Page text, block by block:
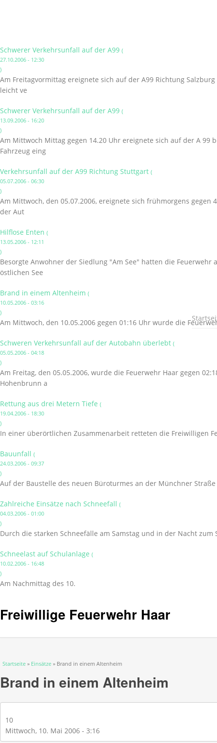
Schwerer Verkehrsunfall auf der A99 (
27.10.2006 - 12:30
)
Am Freitagvormittag ereignete sich auf der A99 Richtung
leicht ve
Schwerer Verkehrsunfall auf der A99 (
13.09.2006 - 16:20
)
Am Mittwoch Mittag gegen 14.20 Uhr ereignete sich auf der A 99
Fahrzeug eing
Verkehrsunfall auf der A99 Richtung Stuttgart (
05.07.2006 - 06:30
)
Am Mittwoch, den 05.07.2006, ereignete sich frühmorgens
der Aut
Hilflose Enten (
13.05.2006 - 12:11
)
Besorgte Anwohner der Siedlung "Am See" hatten die
östlichen See
Brand in einem Altenheim (
10.05.2006 - 03:16
)
Am Mittwoch, den 10.05.2006 gegen 01:16 Uhr wurde die
Schweren Verkehrsunfall auf der Autobahn überlebt (
05.05.2006 - 04:18
)
Am Freitag, den 05.05.2006, wurde die Feuerwehr Haar gegen
Hohenbrunn a
Rettung aus drei Metern Tiefe (
19.04.2006 - 18:30
)
In einer überörtlichen Zusammenarbeit retteten die Freiwilligen
Bauunfall (
24.03.2006 - 09:37
)
Auf der Baustelle des neuen Büroturmes an der Münchner
Zahlreiche Einsätze nach Schneefall (
04.03.2006 - 01:00
)
Durch die starken Schneefälle am Samstag und in der Nacht
Schneelast auf Schulanlage (
10.02.2006 - 16:48
)
Am Nachmittag des 10.
Freiwillige Feuerwehr Haar
Sie sind hier
Startseite » Einsätze » Brand in einem Altenheim
Brand in einem Altenheim
10
Mittwoch, 10. Mai 2006 - 3:16